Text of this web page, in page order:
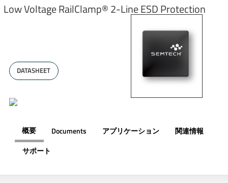
Low Voltage RailClamp® 2-Line ESD Protection
DATASHEET
概要 Documents アプリケーション
関連情報
サポート